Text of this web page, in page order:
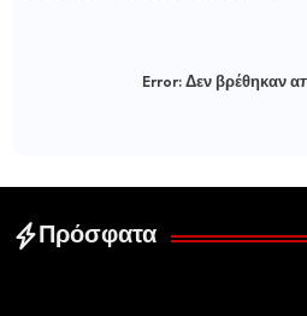
Error:Δεν βρέθηκαν
Πρόσφατα